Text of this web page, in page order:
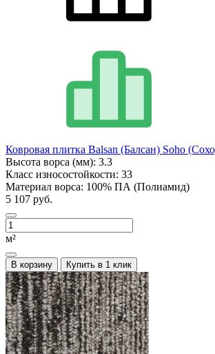
Ковровая плитка Balsan (Балсан) Soho
Высота ворса (мм): 3.3
Класс износостойкости: 33
Материал ворса: 100% ПА (Полиамид)
5 107 руб.
м²
В корзину Купить в 1 клик